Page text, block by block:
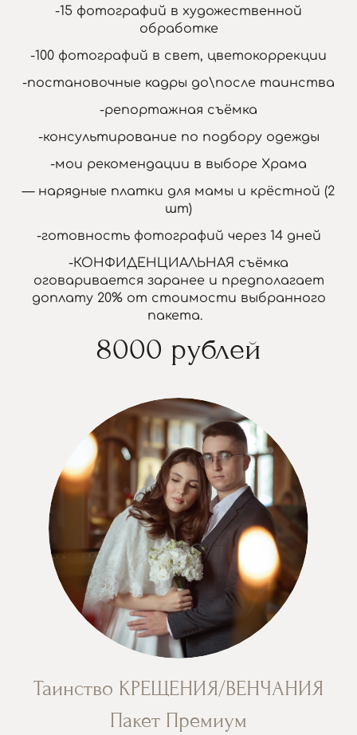
-15 фотографий в художественной
обработке
-100 фотографий в свет, цветокоррекции
-постановочные кадры до\после таинства
-репортажная съёмка
-консультирование по подбору одежды
-мои рекомендации в выборе Храма
— нарядные платки для мамы и крёстной (2
шт)
-готовность фотографий через 14 дней
-КОНФИДЕНЦИАЛЬНАЯ съёмка
оговаривается заранее и предполагает
доплату 20% от стоимости выбранного
пакета.
8000 рублей
Таинство КРЕЩЕНИЯ/ВЕНЧАНИЯ
Пакет Премиум